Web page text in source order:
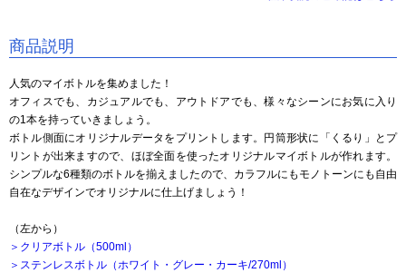
商品説明
人気のマイボトルを集めました！
オフィスでも、カジュアルでも、アウトドアでも、様々なシーンにお気に入り
の1本を持っていきましょう。
ボトル側面にオリジナルデータをプリントします。円筒形状に「くるり」とプ
リントが出来ますので、ほぼ全面を使ったオリジナルマイボトルが作れます。
シンプルな6種類のボトルを揃えましたので、カラフルにもモノトーンにも自由
自在なデザインでオリジナルに仕上げましょう！
（左から）
＞クリアボトル（500ml）
＞ステンレスボトル（ホワイト・グレー・カーキ/270ml）